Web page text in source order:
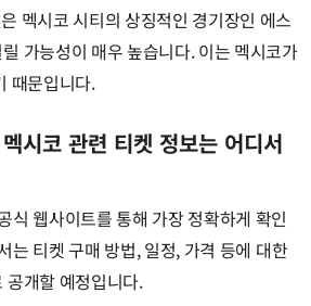
멕시코 시티의 상징적인 경기장인 에스
가능성이 매우 높습니다. 이는 멕시코가
때문입니다.
시코 관련 티켓 정보는 어디서
식 웹사이트를 통해 가장 정확하게 확인
는 티켓 구매 방법, 일정, 가격 등에 대한
공개할 예정입니다.